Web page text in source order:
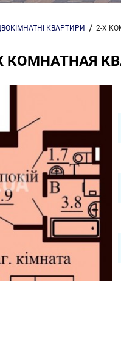
КВАРТИРИ 2-Х
КОМНАТНАЯ